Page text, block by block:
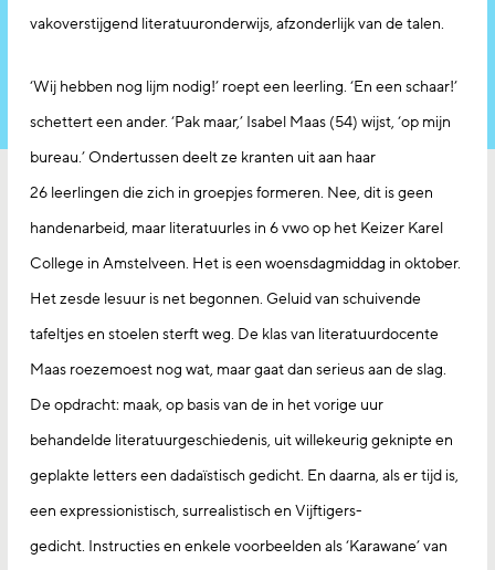
vakoverstijgend literatuuronderwijs, afzonderlijk van de talen.
‘Wij hebben nog lijm nodig!’ roept een leerling. ‘En een schaar!’
schettert een ander. ‘Pak maar,’ Isabel Maas (54) wijst, ‘op mijn
bureau.’ Ondertussen deelt ze kranten uit aan haar
26 leerlingen die zich in groepjes formeren. Nee, dit is geen
handenarbeid, maar literatuurles in 6 vwo op het Keizer Karel
College in Amstelveen. Het is een woensdagmiddag in oktober.
Het zesde lesuur is net begonnen. Geluid van schuivende
tafeltjes en stoelen sterft weg. De klas van literatuurdocente
Maas roezemoest nog wat, maar gaat dan serieus aan de slag.
De opdracht: maak, op basis van de in het vorige uur
behandelde literatuurgeschiedenis, uit willekeurig geknipte en
geplakte letters een dadaïstisch gedicht. En daarna, als er tijd is,
een expressionistisch, surrealistisch en Vijftigers-
gedicht. Instructies en enkele voorbeelden als ‘Karawane’ van